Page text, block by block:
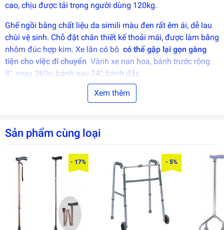
cao, chịu được tải trọng người dùng 120kg.
Ghế ngồi bằng chất liệu da simili màu đen rất êm ái, dễ lau
chùi vệ sinh. Chỗ đặt chân thiết kế thoải mái, được làm bằng
nhôm đúc hợp kim. Xe lăn có bô có thể gập lại gọn gàng
tiện cho việc di chuyển. Vành xe nan hoa, bánh trước rộng
8″, xoay 360o, bánh sau 24", bánh đặc.
Qúy khách có nhu cầu vui lòng liên hệ:
ĐC:1234 Cách Mạng Tháng Tám, P.4,Quận Tân Bình.
ĐT:0902.699.103 - 0919.097.417 Thu
Xem thêm
Sản phẩm cùng loại
- 17% - 5%